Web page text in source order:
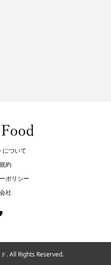
について
約
ポリシー
社
. All Rights Reserved.